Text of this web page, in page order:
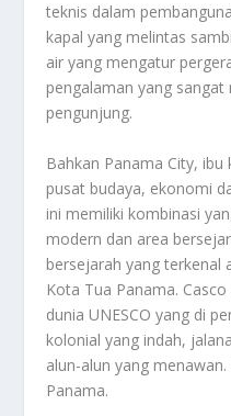
teknis dalam
kapal yang melintas
air yang mengatur
pengalaman yang sangat
pengunjung.
Bahkan Panama City,
pusat budaya, ekonomi
ini memiliki kombinasi
modern dan area
bersejarah yang terkenal
Kota Tua Panama.
dunia UNESCO yang di
kolonial yang indah,
alun-alun yang
Panama.